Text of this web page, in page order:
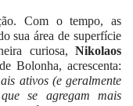
Com o tempo, as
sua área de superfície
curiosa, Nikolaos
Bolonha, acrescenta:
ativos (e geralmente
se agregam mais